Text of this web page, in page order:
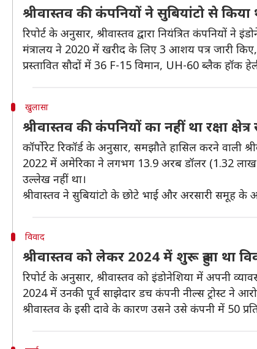
श्रीवास्तव की कंपनियों ने सुबियांटो से
रिपोर्ट के अनुसार, श्रीवास्तव द्वारा नियंत्रित कंपनियों
मंत्रालय ने 2020 में खरीद के लिए 3 आशय पत्र जारी
प्रस्तावित सौदों में 36 F-15 विमान, UH-60 ब्लैक हॉक
खुलासा
श्रीवास्तव की कंपनियों का नहीं था रक्षा
कॉर्पोरेट रिकॉर्ड के अनुसार, समझौते हासिल करने वाली
2022 में अमेरिका ने लगभग 13.9 अरब डॉलर (1.32 लाख
उल्लेख नहीं था।
श्रीवास्तव ने सुबियांटो के छोटे भाई और अरसारी समूह के
विवाद
श्रीवास्तव को लेकर 2024 में शुरू हुआ था
रिपोर्ट के अनुसार, श्रीवास्तव को इंडोनेशिया में अपनी
2024 में उनकी पूर्व साझेदार डच कंपनी नील्स ट्रोस्ट ने
श्रीवास्तव के इसी दावे के कारण उसने उसे कंपनी में 50